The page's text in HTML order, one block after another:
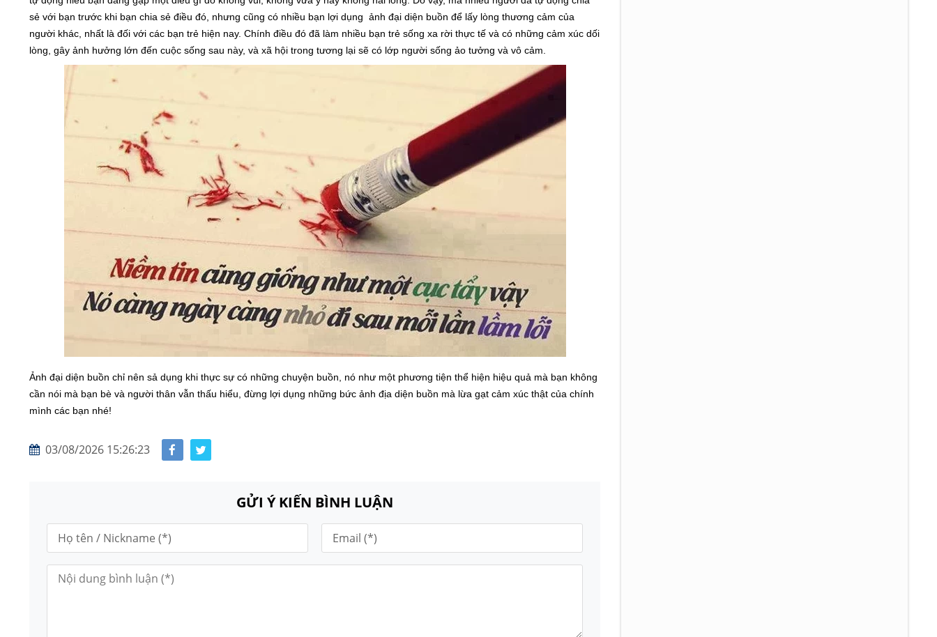
sẻ với bạn trước khi bạn chia sẻ điều đó, nhưng cũng có nhiều bạn lợi dụng ảnh đại diện buồn để lấy lòng thương cảm của
người khác, nhất là đối với các bạn trẻ hiện nay. Chính điều đó đã làm nhiều bạn trẻ sống xa rời thực tế và có những cảm xúc dối
lòng, gây ảnh hưởng lớn đến cuộc sống sau này, và xã hội trong tương lại sẽ có lớp người sống ảo tưởng và vô cảm.
Ảnh đại diện buồn chỉ nên sả dụng khi thực sự có những chuyện buồn, nó như một phương tiện thể hiện hiệu quả mà bạn không
cần nói mà bạn bè và người thân vẫn thấu hiểu, đừng lợi dụng những bức ảnh địa diện buồn mà lừa gạt cảm xúc thật của chính
mình các bạn nhé!
03/08/2026 15:26:23
GỬI Ý KIẾN BÌNH LUẬN